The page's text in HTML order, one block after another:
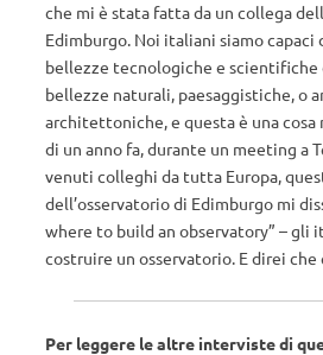
che mi è stata fatta da un collega
Edimburgo. Noi italiani siamo capaci
bellezze tecnologiche e scientifiche
bellezze naturali, paesaggistiche, o
architettoniche, e questa è una cosa
di un anno fa, durante un meeting a
venuti colleghi da tutta Europa,
dell’osservatorio di Edimburgo mi
where to build an observatory” – gli
costruire un osservatorio. E direi che
Per leggere le altre interviste di